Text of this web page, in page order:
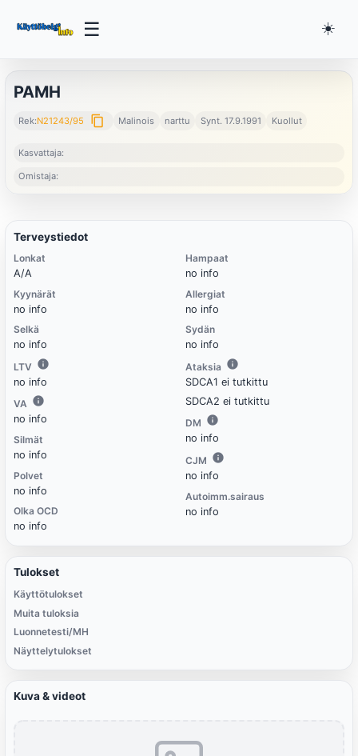
☰ ☀️
PAMH
Rek:N21243/95 content_copy Malinois narttu Synt. 17.9.1991 Kuollut
Kasvattaja:
Omistaja:
Terveystiedot
Lonkat
A/A
Kyynärät
no info
Selkä
no info
LTV
no info
VA
no info
Silmät
no info
Polvet
no info
Olka OCD
no info
Hampaat
no info
Allergiat
no info
Sydän
no info
Ataksia
SDCA1 ei tutkittu
SDCA2 ei tutkittu
DM
no info
CJM
no info
Autoimm.sairaus
no info
Tulokset
Käyttötulokset
Muita tuloksia
Luonnetesti/MH
Näyttelytulokset
Kuva & videot